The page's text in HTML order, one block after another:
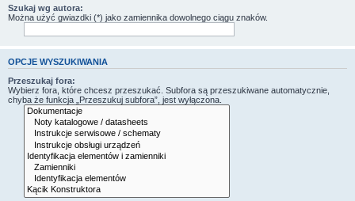
Szukaj wg autora:
Można użyć gwiazdki (*) jako zamiennika dowolnego ciągu znaków.
OPCJE WYSZUKIWANIA
Przeszukaj fora:
Wybierz fora, które chcesz przeszukać. Subfora są przeszukiwane automatycznie,
chyba że funkcja „Przeszukuj subfora”, jest wyłączona.